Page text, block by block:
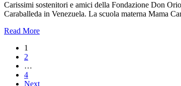
Carissimi sostenitori e amici della Fondazione Don
Caraballeda in Venezuela. La scuola materna Mama
Read More
1
2
…
4
Next